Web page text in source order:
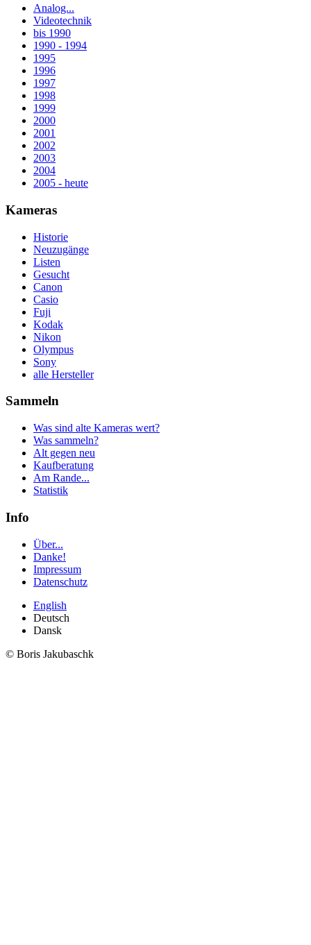
Analog...
Videotechnik
bis 1990
1990 - 1994
1995
1996
1997
1998
1999
2000
2001
2002
2003
2004
2005 - heute
Kameras
Historie
Neuzugänge
Listen
Gesucht
Canon
Casio
Fuji
Kodak
Nikon
Olympus
Sony
alle Hersteller
Sammeln
Was sind alte Kameras wert?
Was sammeln?
Alt gegen neu
Kaufberatung
Am Rande...
Statistik
Info
Über...
Danke!
Impressum
Datenschutz
English
Deutsch
Dansk
© Boris Jakubaschk